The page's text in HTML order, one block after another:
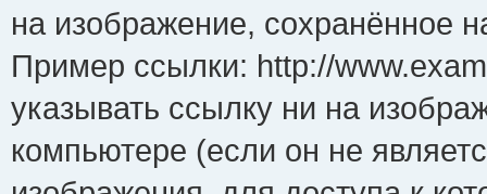
на изображение, сохранённое
Пример ссылки: http://
указывать ссылку ни на
компьютере (если он не